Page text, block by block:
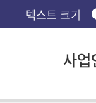
텍스트 크기
사업